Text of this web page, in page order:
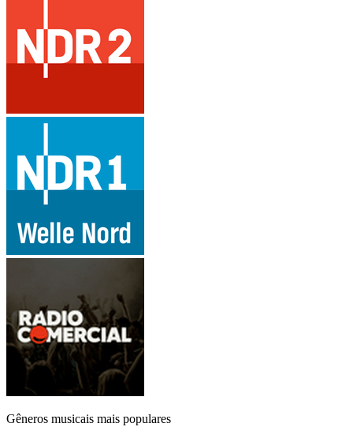
Gêneros musicais mais populares